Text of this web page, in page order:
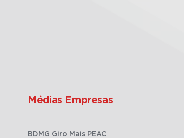
Médias Empresas
BDMG Giro Mais PEAC